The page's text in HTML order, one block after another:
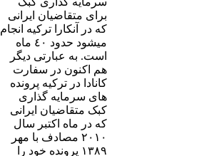
برای متقاضیان ایرانی
که در آنکارا ترکیه انجام
میشود حدود ٤٠ ماه
است. به عبارتی دیگر
هم اکنون در سفارت
کانادا در ترکیه پرونده
های سرمایه گذاری
کبک متقاضیان ایرانی
که در ماه اکتبر سال
٢٠١٠ مصادف با مهر
١٣٨٩ پرونده خود را